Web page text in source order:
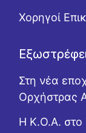
Χορηγοί
Στη νέα
Ορχήστρας
Η Κ.Ο.Α. στο